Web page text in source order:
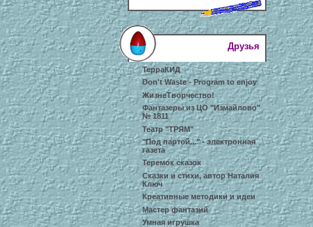
Друзья
ТерраКИД
Don't Waste - Program to enjoy
ЖизнеТворчество!
Фантазеры из ЦО "Измайлово"
№ 1811
Театр "ТРЯМ"
"Под партой..." - электронная
газета
Теремок сказок
Сказки и стихи, автор Наталия
Ключ
Креативные методики и идеи
Мастер фантазий
Умная игрушка